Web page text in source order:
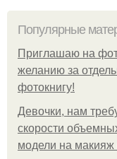
Популярные
Приглашаю на
желанию за
фотокнигу!
Девочки, нам
скорости
модели на